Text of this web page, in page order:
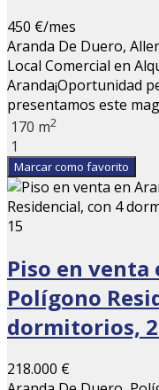
450 €/mes
Aranda De Duero,
Local Comercial en
Aranda¡Oportunidad
presentamos este
170 m2
1
Marcar como favorito
15
Piso en venta
Polígono
dormitorios,
218.000 €